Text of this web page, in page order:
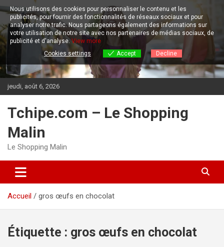
Aller
au
contenu
jeudi, août 6, 2026
Tchipe.com – Le Shopping
Malin
Le Shopping Malin
Accueil gros œufs en chocolat
Étiquette : gros œufs en chocolat
Nous utilisons des cookies pour personnaliser le contenu et les
publicités, pour fournir des fonctionnalités de réseaux sociaux et pour
analyser notre trafic.Nous partageons également des informations sur
votre utilisation de notre site avec nos partenaires de médias sociaux, de
publicité et d'analyse. View more
Cookies settings
Accept Decline